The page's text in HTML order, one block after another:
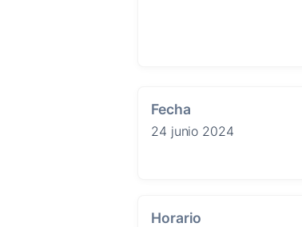
Fecha
24 junio 2024
Horario